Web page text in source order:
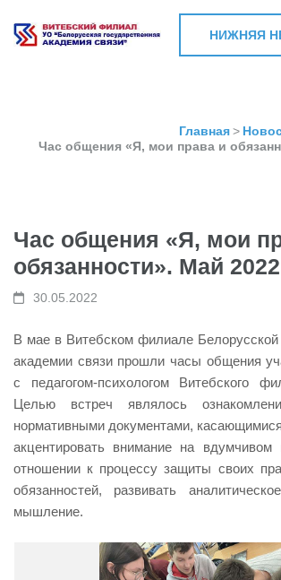
Витебский
государственная
академия связи"
НИЖНЯЯ
Главная>
Час общения «Я, мои права и
Час общения «Я, мои
обязанности». Май 2022
30.05.2022
В мае в Витебском филиале Белорусской
академии связи прошли часы общения
с педагогом-психологом Витебского
Целью встреч являлось
нормативными документами,
акцентировать внимание на вдумчивом
отношении к процессу защиты своих
обязанностей, развивать
мышление.